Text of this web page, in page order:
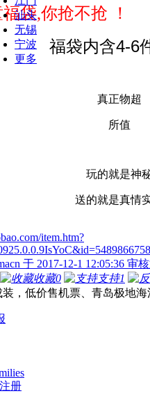
汕头
无锡
宁波
更多
袋,你抢不抢 ！
福袋内含4-6
真正物超
所值
玩的就是神
送的就是真情
item.htm?
于 2017-12-1 12:05:36 审
收藏0 支持1
，低价售机票、青岛极地海
注册